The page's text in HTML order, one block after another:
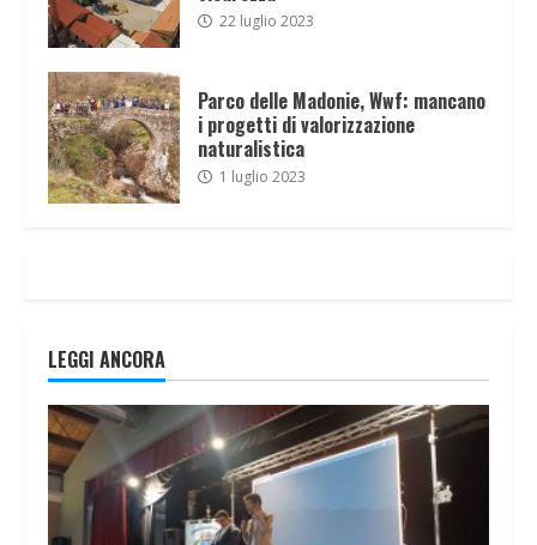
22 luglio 2023
Parco delle Madonie, Wwf: mancano
i progetti di valorizzazione
naturalistica
1 luglio 2023
LEGGI ANCORA